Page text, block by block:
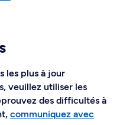
les plus à jour
veuillez utiliser les
des difficultés à
communiquez avec